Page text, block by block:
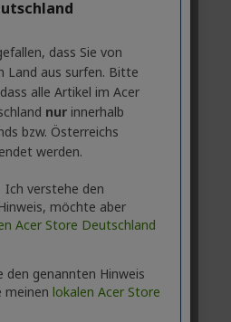
dass Sie von
Land aus surfen. Bitte
alle Artikel im Acer
nur innerhalb
bzw. Österreichs
werden.
Ich verstehe den
möchte aber
Acer Store Deutschland
den genannten Hinweis
meinen lokalen Acer Store